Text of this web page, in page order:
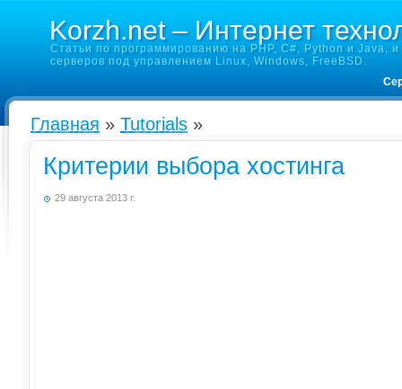
Korzh.net – Интернет
Статьи по программированию на PHP, C#, Python и Java,
серверов под управлением Linux, Windows, FreeBSD.
Главная » Tutorials »
Критерии выбора хостинга
29 августа 2013 г.